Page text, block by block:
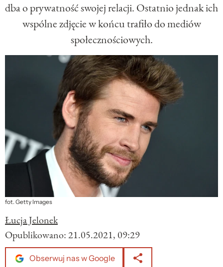
dba o prywatność swojej relacji. Ostatnio jednak ich
wspólne zdjęcie w końcu trafiło do mediów
społecznościowych.
fot. Getty Images
Łucja Jelonek
Opublikowano:21.05.2021, 09:29
Obserwuj nas w Google